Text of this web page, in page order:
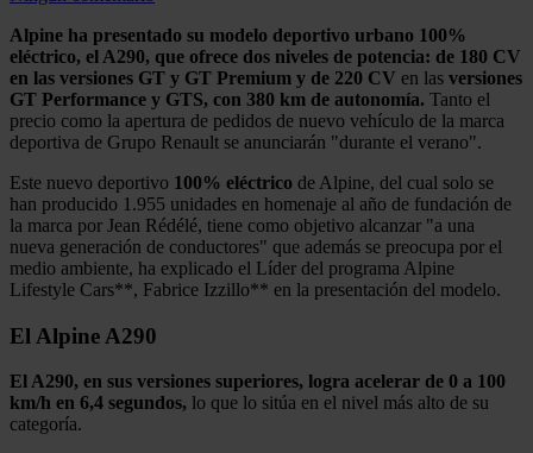
Alpine ha presentado su modelo deportivo urbano 100%
eléctrico, el A290, que ofrece dos niveles de potencia: de 180 CV
en las versiones GT y GT Premium y de 220 CV en las versiones
GT Performance y GTS, con 380 km de autonomía. Tanto el
precio como la apertura de pedidos de nuevo vehículo de la marca
deportiva de Grupo Renault se anunciarán "durante el verano".
Este nuevo deportivo 100% eléctrico de Alpine, del cual solo se
han producido 1.955 unidades en homenaje al año de fundación de
la marca por Jean Rédélé, tiene como objetivo alcanzar "a una
nueva generación de conductores" que además se preocupa por el
medio ambiente, ha explicado el Líder del programa Alpine
Lifestyle Cars**, Fabrice Izzillo** en la presentación del modelo.
El Alpine A290
El A290, en sus versiones superiores, logra acelerar de 0 a 100
km/h en 6,4 segundos, lo que lo sitúa en el nivel más alto de su
categoría.